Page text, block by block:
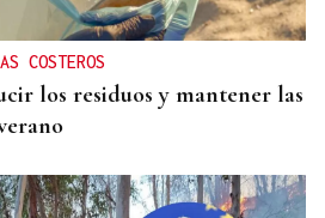
COSTEROS
los residuos y mantener las